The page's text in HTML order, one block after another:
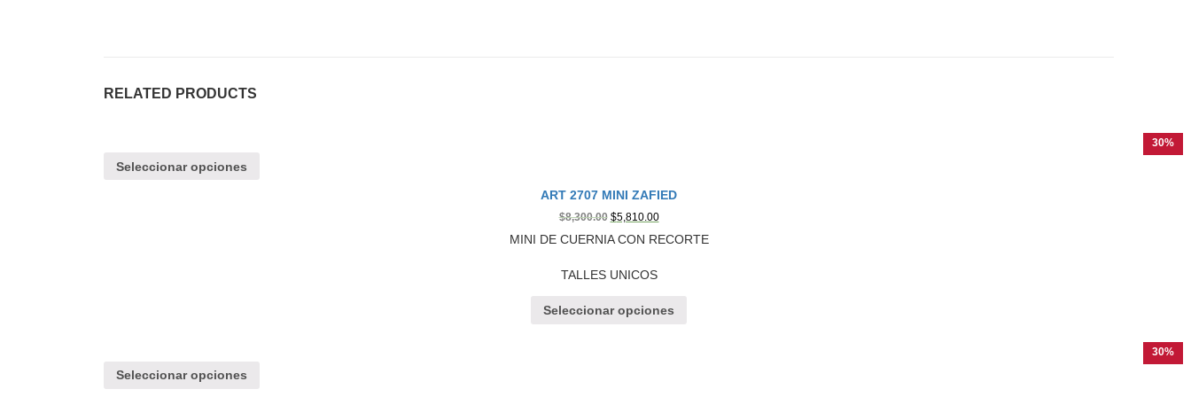
RELATED PRODUCTS
30%
Seleccionar opciones
ART 2707 MINI ZAFIED
$8,300.00 $5,810.00
MINI DE CUERNIA CON RECORTE
TALLES UNICOS
Seleccionar opciones
30%
Seleccionar opciones